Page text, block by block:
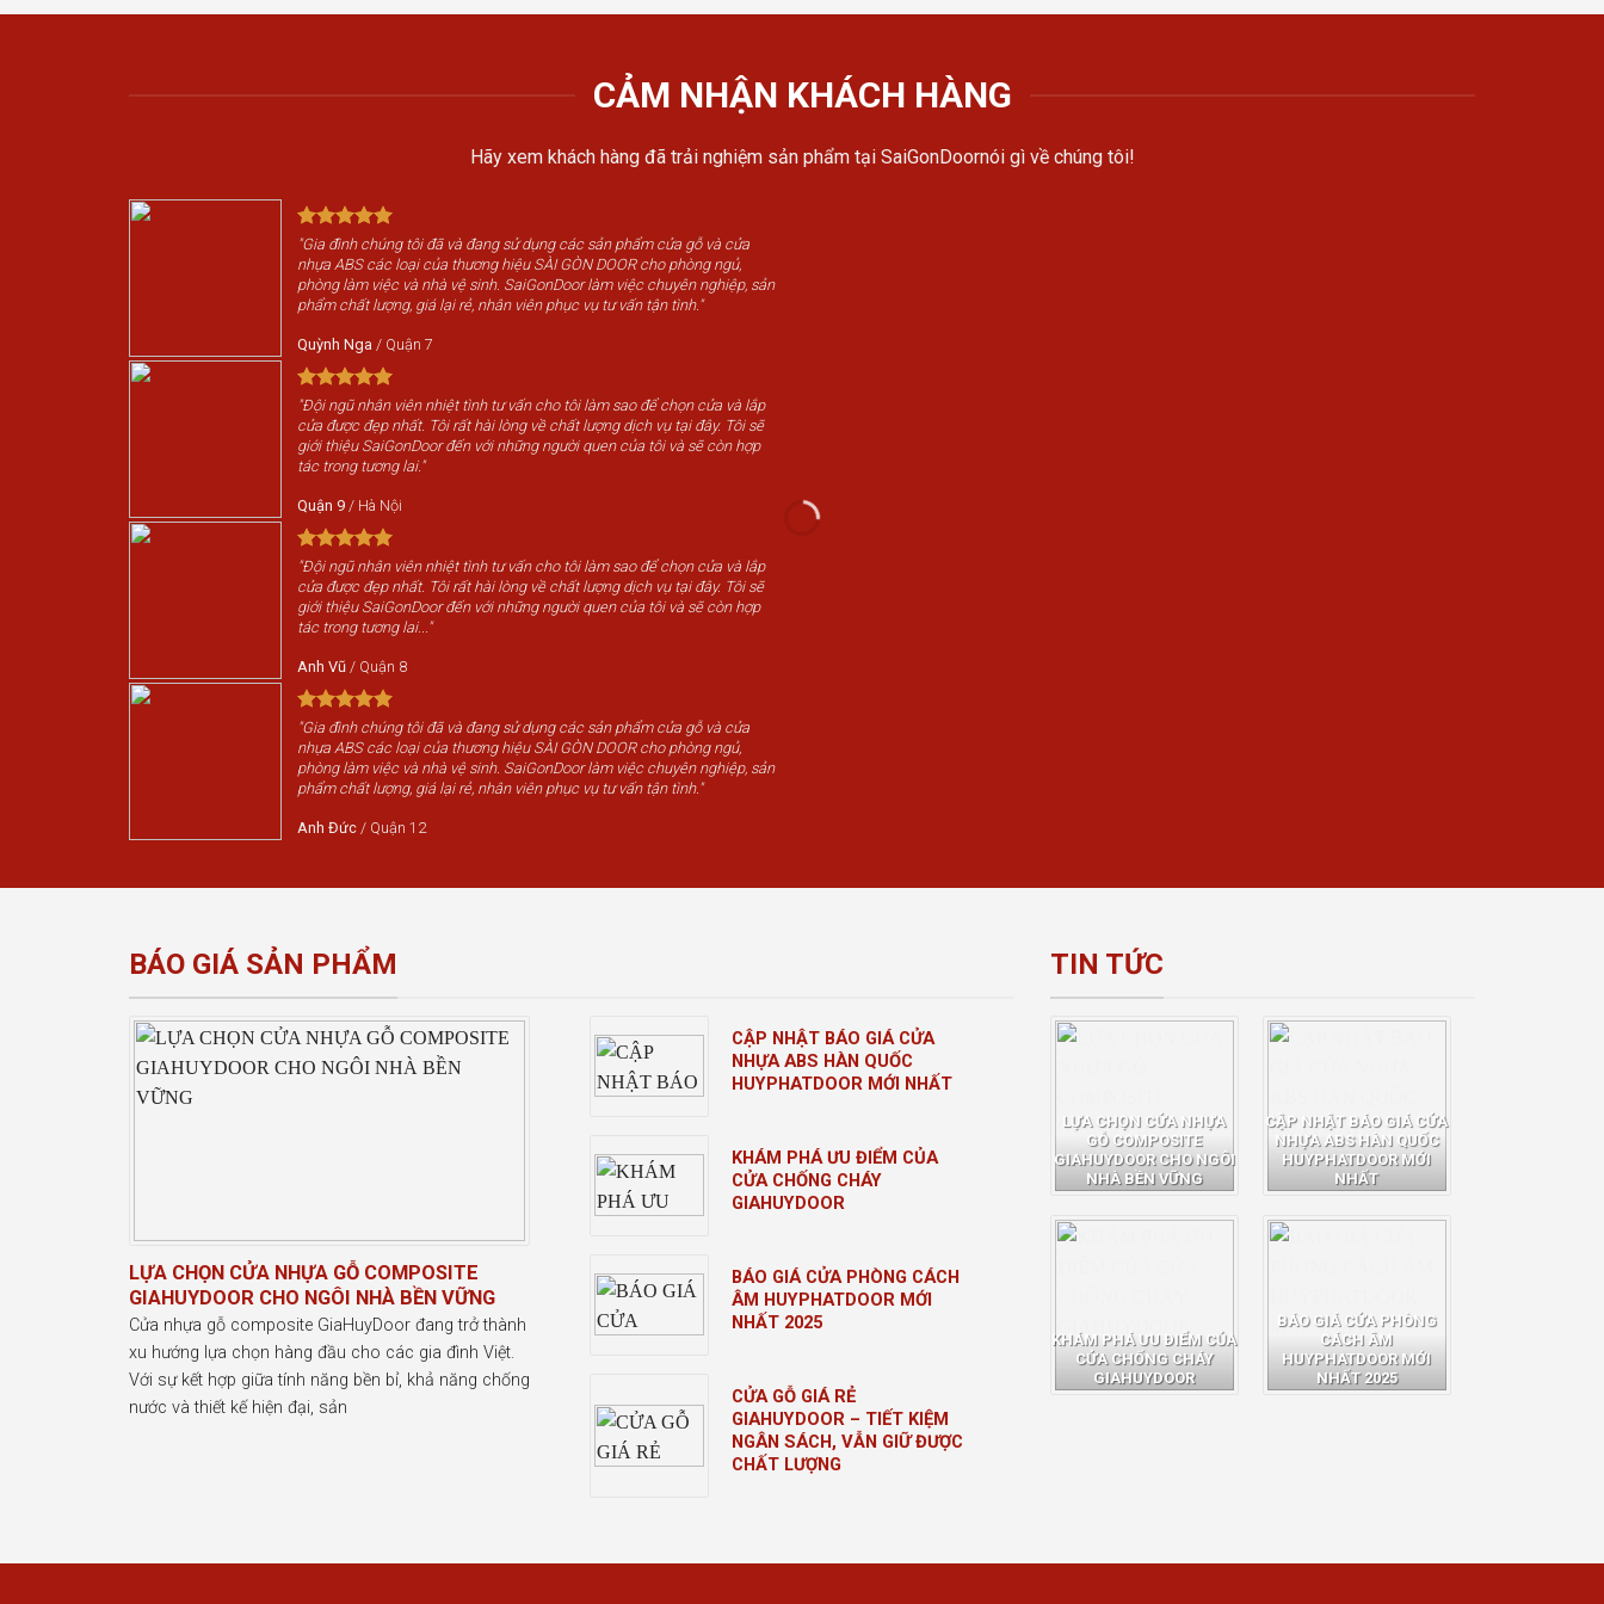
CẢM NHẬN KHÁCH HÀNG
Hãy xem khách hàng đã trải nghiệm sản phẩm tại SaiGonDoornói gì về chúng tôi!
"Gia đình chúng tôi đã và đang sử dụng các sản phẩm cửa gỗ và cửa
nhựa ABS các loại của thương hiệu SÀI GÒN DOOR cho phòng ngủ,
phòng làm việc và nhà vệ sinh. SaiGonDoor làm việc chuyên nghiệp, sản
phẩm chất lượng, giá lại rẻ, nhân viên phục vụ tư vấn tận tình."
Quỳnh Nga / Quận 7
"Đội ngũ nhân viên nhiệt tình tư vấn cho tôi làm sao để chọn cửa và lắp
cửa được đẹp nhất. Tôi rất hài lòng về chất lượng dịch vụ tại đây. Tôi sẽ
giới thiệu SaiGonDoor đến với những người quen của tôi và sẽ còn hợp
tác trong tương lai."
Quận 9 / Hà Nội
"Đội ngũ nhân viên nhiệt tình tư vấn cho tôi làm sao để chọn cửa và lắp
cửa được đẹp nhất. Tôi rất hài lòng về chất lượng dịch vụ tại đây. Tôi sẽ
giới thiệu SaiGonDoor đến với những người quen của tôi và sẽ còn hợp
tác trong tương lai..."
Anh Vũ / Quận 8
"Gia đình chúng tôi đã và đang sử dụng các sản phẩm cửa gỗ và cửa
nhựa ABS các loại của thương hiệu SÀI GÒN DOOR cho phòng ngủ,
phòng làm việc và nhà vệ sinh. SaiGonDoor làm việc chuyên nghiệp, sản
phẩm chất lượng, giá lại rẻ, nhân viên phục vụ tư vấn tận tình."
Anh Đức / Quận 12
BÁO GIÁ SẢN PHẨM
LỰA CHỌN CỬA NHỰA GỖ COMPOSITE
GIAHUYDOOR CHO NGÔI NHÀ BỀN VỮNG
Cửa nhựa gỗ composite GiaHuyDoor đang trở thành
xu hướng lựa chọn hàng đầu cho các gia đình Việt.
Với sự kết hợp giữa tính năng bền bỉ, khả năng chống
nước và thiết kế hiện đại, sản
CẬP NHẬT BÁO GIÁ CỬA
NHỰA ABS HÀN QUỐC
HUYPHATDOOR MỚI NHẤT
KHÁM PHÁ ƯU ĐIỂM CỦA
CỬA CHỐNG CHÁY
GIAHUYDOOR
BÁO GIÁ CỬA PHÒNG CÁCH
ÂM HUYPHATDOOR MỚI
NHẤT 2025
CỬA GỖ GIÁ RẺ
GIAHUYDOOR – TIẾT KIỆM
NGÂN SÁCH, VẪN GIỮ ĐƯỢC
CHẤT LƯỢNG
TIN TỨC
LỰA CHỌN CỬA NHỰA
GỖ COMPOSITE
GIAHUYDOOR CHO NGÔI
NHÀ BỀN VỮNG
CẬP NHẬT BÁO GIÁ CỬA
NHỰA ABS HÀN QUỐC
HUYPHATDOOR MỚI
NHẤT
KHÁM PHÁ ƯU ĐIỂM CỦA
CỬA CHỐNG CHÁY
GIAHUYDOOR
BÁO GIÁ CỬA PHÒNG
CÁCH ÂM
HUYPHATDOOR MỚI
NHẤT 2025